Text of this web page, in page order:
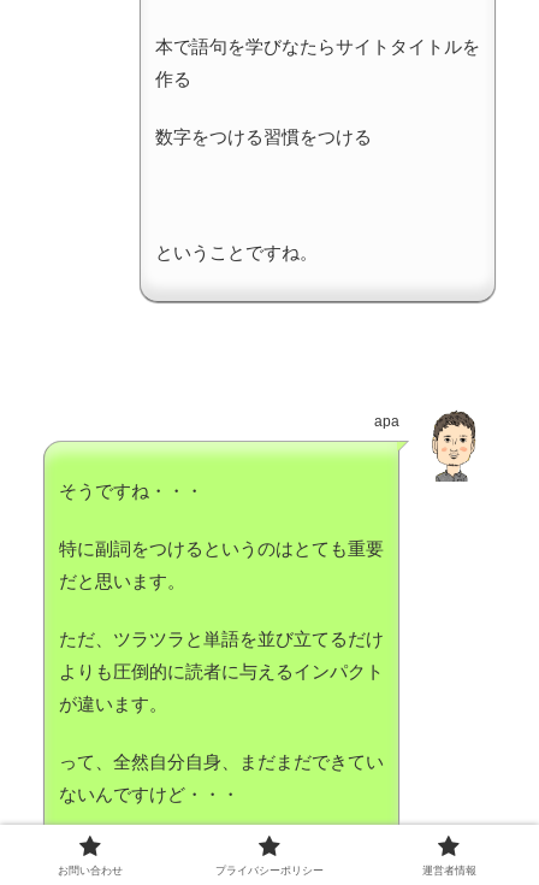
本で語句を学びなたらサイトタイトルを
作る
数字をつける習慣をつける
ということですね。
apa
そうですね・・・
特に副詞をつけるというのはとても重要
だと思います。
ただ、ツラツラと単語を並び立てるだけ
よりも圧倒的に読者に与えるインパクト
が違います。
って、全然自分自身、まだまだできてい
ないんですけど・・・
ぜひ活用されてみたらいいと思います。
お問い合わせ プライバシーポリシー 運営者情報